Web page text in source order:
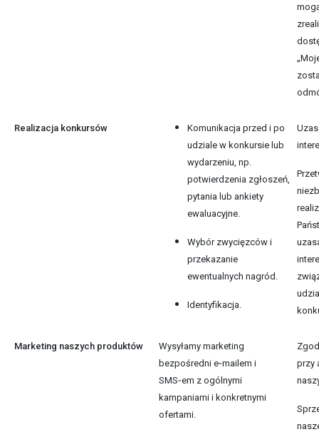
Realizacja konkursów
Komunikacja przed i po
udziale w konkursie lub
wydarzeniu, np.
potwierdzenia zgłoszeń,
pytania lub ankiety
ewaluacyjne.
Wybór zwycięzców i
przekazanie
ewentualnych nagród.
Identyfikacja.
Marketing naszych produktów
Wysyłamy marketing
bezpośredni e‑mailem i
SMS‑em z ogólnymi
kampaniami i konkretnymi
ofertami.
przy